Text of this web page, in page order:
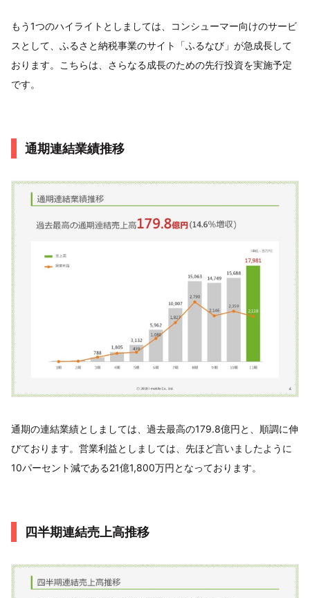
もう1つのハイライトとしましては、コンシューマー向けのサービ
スとして、ふるさと納税事業のサイト「ふるなび」が急成長して
おります。こちらは、さらなる成長のための先行投資を実施予定
です。
通期連結業績推移
通期の連結業績としましては、過去最高の179.8億円と、順調に伸
びております。営業利益としましては、先ほど言いましたように
10パーセント減である21億1,800万円となっております。
四半期連結売上高推移